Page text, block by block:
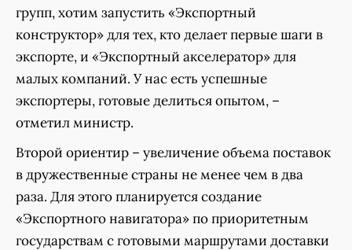
групп, хотим запустить «Экспортный
конструктор» для тех, кто делает первые шаги в
экспорте, и «Экспортный акселератор» для
малых компаний. У нас есть успешные
экспортеры, готовые делиться опытом, –
отметил министр.
Второй ориентир – увеличение объема поставок
в дружественные страны не менее чем в два
раза. Для этого планируется создание
«Экспортного навигатора» по приоритетным
государствам с готовыми маршрутами доставки